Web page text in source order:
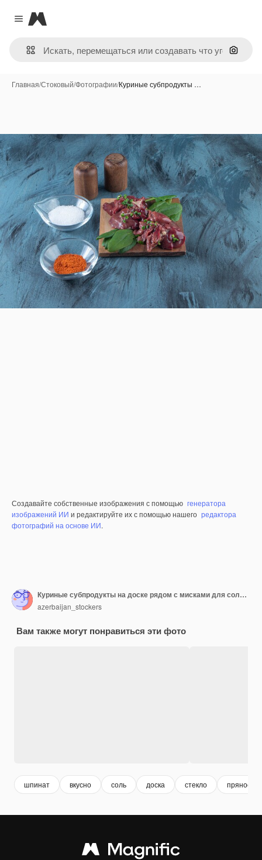
Close menu
Magnific
Поиск
Главная/Стоковый/Фотографии/Куриные субпродукты …
Создавайте собственные изображения с помощью генератора
изображений ИИ и редактируйте их с помощью нашего редактора
фотографий на основе ИИ.
Куриные субпродукты на доске рядом с мисками для соли и специй, на синей поверхности.
azerbaijan_stockers
Вам также могут понравиться эти фото
шпинат вкусно соль доска стекло пряности